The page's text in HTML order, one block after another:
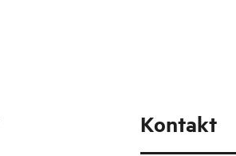
Kontakt